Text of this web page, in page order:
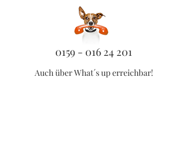
0159 - 016 24 201
Auch über What´s up erreichbar!